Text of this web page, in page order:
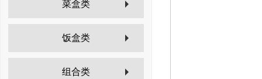
菜盒类
饭盒类
组合类